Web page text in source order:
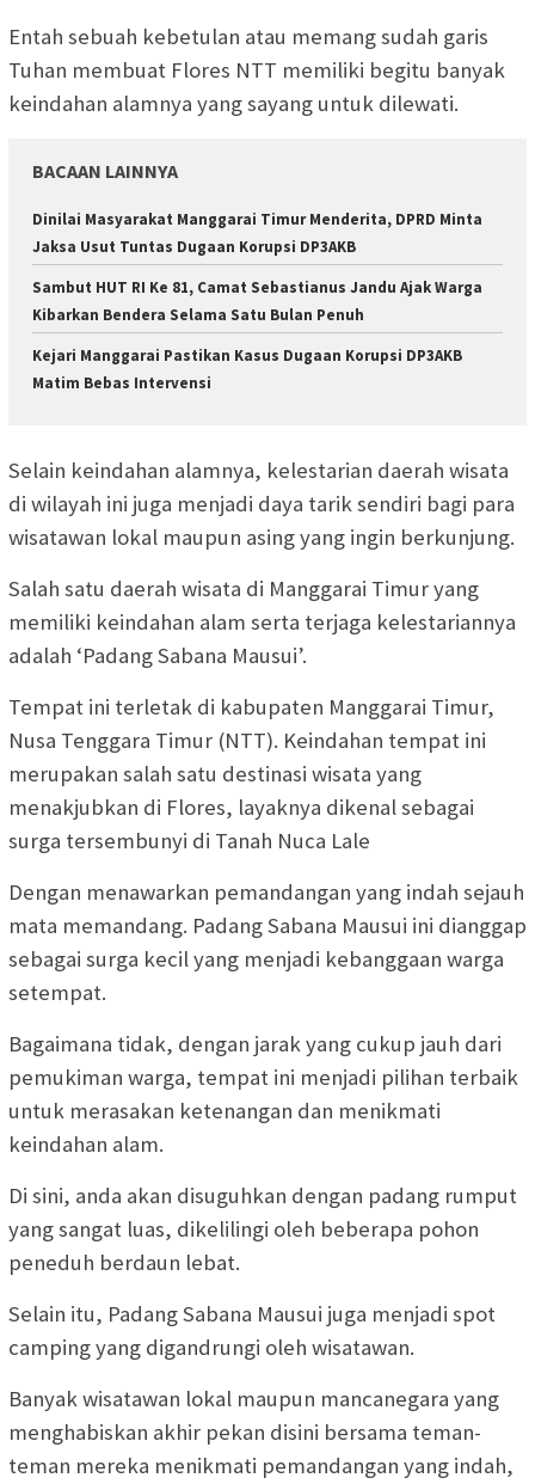
Entah sebuah kebetulan atau memang sudah garis
Tuhan membuat Flores NTT memiliki begitu banyak
keindahan alamnya yang sayang untuk dilewati.
BACAAN LAINNYA
Dinilai Masyarakat Manggarai Timur Menderita, DPRD Minta
Jaksa Usut Tuntas Dugaan Korupsi DP3AKB
Sambut HUT RI Ke 81, Camat Sebastianus Jandu Ajak Warga
Kibarkan Bendera Selama Satu Bulan Penuh
Kejari Manggarai Pastikan Kasus Dugaan Korupsi DP3AKB
Matim Bebas Intervensi
Selain keindahan alamnya, kelestarian daerah wisata
di wilayah ini juga menjadi daya tarik sendiri bagi para
wisatawan lokal maupun asing yang ingin berkunjung.
Salah satu daerah wisata di Manggarai Timur yang
memiliki keindahan alam serta terjaga kelestariannya
adalah ‘Padang Sabana Mausui’.
Tempat ini terletak di kabupaten Manggarai Timur,
Nusa Tenggara Timur (NTT). Keindahan tempat ini
merupakan salah satu destinasi wisata yang
menakjubkan di Flores, layaknya dikenal sebagai
surga tersembunyi di Tanah Nuca Lale
Dengan menawarkan pemandangan yang indah sejauh
mata memandang. Padang Sabana Mausui ini dianggap
sebagai surga kecil yang menjadi kebanggaan warga
setempat.
Bagaimana tidak, dengan jarak yang cukup jauh dari
pemukiman warga, tempat ini menjadi pilihan terbaik
untuk merasakan ketenangan dan menikmati
keindahan alam.
Di sini, anda akan disuguhkan dengan padang rumput
yang sangat luas, dikelilingi oleh beberapa pohon
peneduh berdaun lebat.
Selain itu, Padang Sabana Mausui juga menjadi spot
camping yang digandrungi oleh wisatawan.
Banyak wisatawan lokal maupun mancanegara yang
menghabiskan akhir pekan disini bersama teman-
teman mereka menikmati pemandangan yang indah,